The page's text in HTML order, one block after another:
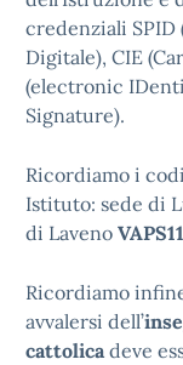
credenziali
Digitale), CIE
(electronic
Signature).
Ricordiamo i
Istituto: sede di
di Laveno
Ricordiamo
avvalersi dell’
cattolicadeve